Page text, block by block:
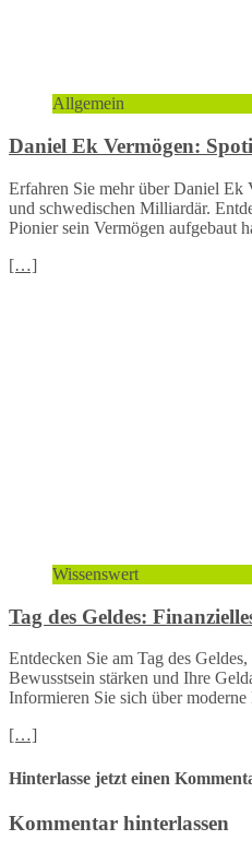
Allgemein
Daniel Ek Vermögen:
Erfahren Sie mehr über Daniel Ek
und schwedischen Milliardär.
Pionier sein Vermögen aufgebaut
[…]
Wissenswert
Tag des Geldes:
Entdecken Sie am Tag des
Bewusstsein stärken und Ihre
Informieren Sie sich über
[…]
Hinterlasse jetzt einen
Kommentar hinterlassen